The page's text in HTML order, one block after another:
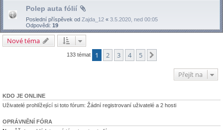
Polep auta fólií
Poslední příspěvek od Zajda_12 « 3.5.2020, ned 00:05
Odpovědi: 19
Nové téma
133 témat 1 2 3 4 5
Přejít na
KDO JE ONLINE
Uživatelé prohlížející si toto fórum: Žádní registrovaní uživatelé a 2 hosti
OPRÁVNĚNÍ FÓRA